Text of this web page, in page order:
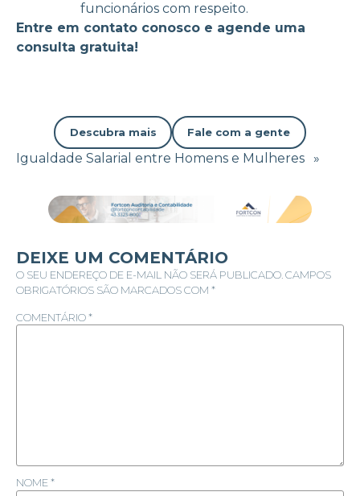
funcionários com respeito.
Entre em contato conosco e agende uma
consulta gratuita!
Descubra mais Fale com a gente
Igualdade Salarial entre Homens e Mulheres »
DEIXE UM COMENTÁRIO
O SEU ENDEREÇO DE E-MAIL NÃO SERÁ PUBLICADO. CAMPOS
OBRIGATÓRIOS SÃO MARCADOS COM *
COMENTÁRIO*
NOME *